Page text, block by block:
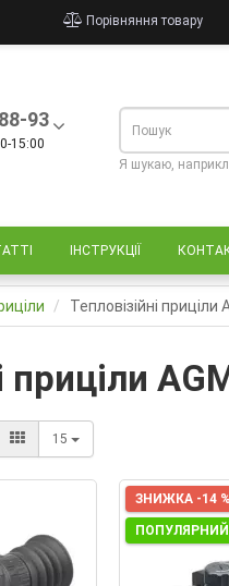
Порівняння товару
93
15:00
Я шукаю,
ІНСТРУКЦІЇ
Тепловізійні приціли
приціли
15
ЗНИЖКА -14 %
ПОПУЛЯРНИЙ